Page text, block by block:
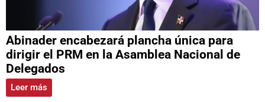
Abinader encabezará plancha única para
dirigir el PRM en la Asamblea Nacional de
Delegados
Leer más